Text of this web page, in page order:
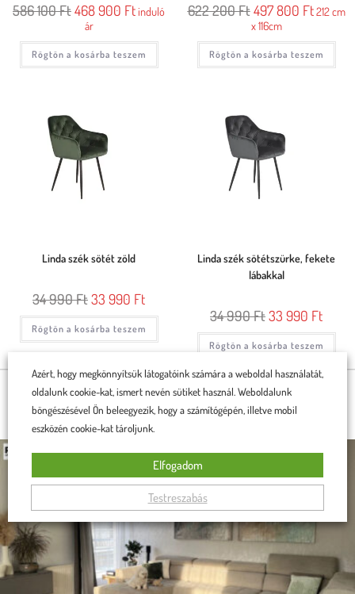
586 100Ft468 900 Ftinduló
ár
Rögtön a kosárba teszem
622 200Ft 497 800 Ft212 cm
x 116cm
Rögtön a kosárba teszem
Linda szék sötét zöld
34 990Ft33 990 Ft
Rögtön a kosárba teszem
Linda szék sötétszürke, fekete
lábakkal
34 990Ft33 990 Ft
Rögtön a kosárba teszem
BÚTORAINK OTTHONOKBAN
Azért, hogy megkönnyítsük látogatóink számára a weboldal használatát,
oldalunk cookie-kat, ismert nevén sütiket használ. Weboldalunk
böngészésével Ön beleegyezik, hogy a számítógépén, illetve mobil
eszközén cookie-kat tároljunk.
Testreszabás
Elfogadom